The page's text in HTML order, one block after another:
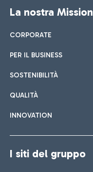
La nostra Mission
CORPORATE
PER IL BUSINESS
SOSTENIBILITÀ
QUALITÀ
INNOVATION
I siti del gruppo